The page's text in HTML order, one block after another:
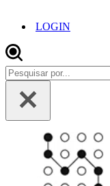
LOGIN
Pesquisar
por...